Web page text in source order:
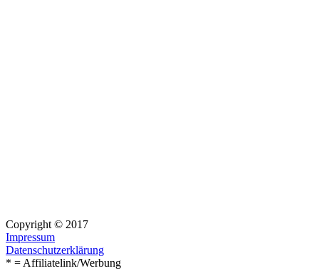
Copyright © 2017
Impressum
Datenschutzerklärung
* = Affiliatelink/Werbung